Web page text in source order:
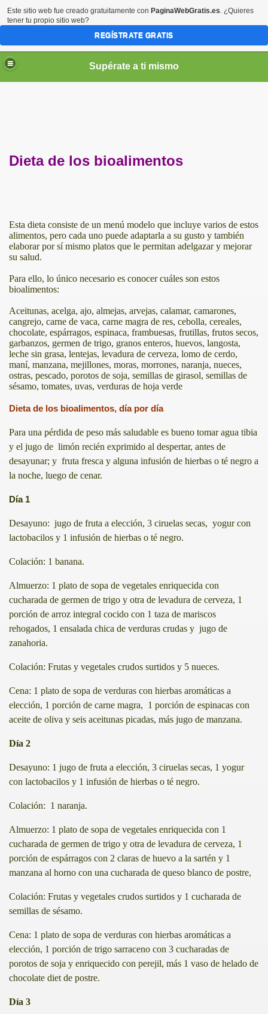
Supérate a ti mismo
Dieta de los bioalimentos
Esta dieta consiste de un menú modelo que incluye varios de estos
alimentos, pero cada uno puede adaptarla a su gusto y también
elaborar por sí mismo platos que le permitan adelgazar y mejorar
su salud.
Para ello, lo único necesario es conocer cuáles son estos
bioalimentos:
Aceitunas, acelga, ajo, almejas, arvejas, calamar, camarones,
cangrejo, carne de vaca, carne magra de res, cebolla, cereales,
chocolate, espárragos, espinaca, frambuesas, frutillas, frutos secos,
garbanzos, germen de trigo, granos enteros, huevos, langosta,
leche sin grasa, lentejas, levadura de cerveza, lomo de cerdo,
maní, manzana, mejillones, moras, morrones, naranja, nueces,
ostras, pescado, porotos de soja, semillas de girasol, semillas de
sésamo, tomates, uvas, verduras de hoja verde
Dieta de los bioalimentos, día por día
Para una pérdida de peso más saludable es bueno tomar agua tibia
y el jugo de limón recién exprimido al despertar, antes de
desayunar; y fruta fresca y alguna infusión de hierbas o té negro a
la noche, luego de cenar.
Día 1
Desayuno: jugo de fruta a elección, 3 ciruelas secas, yogur con
lactobacilos y 1 infusión de hierbas o té negro.
Colación: 1 banana.
Almuerzo: 1 plato de sopa de vegetales enriquecida con
cucharada de germen de trigo y otra de levadura de cerveza, 1
porción de arroz integral cocido con 1 taza de mariscos
rehogados, 1 ensalada chica de verduras crudas y jugo de
zanahoria.
Colación: Frutas y vegetales crudos surtidos y 5 nueces.
Cena: 1 plato de sopa de verduras con hierbas aromáticas a
elección, 1 porción de carne magra, 1 porción de espinacas con
aceite de oliva y seis aceitunas picadas, más jugo de manzana.
Día 2
Desayuno: 1 jugo de fruta a elección, 3 ciruelas secas, 1 yogur
con lactobacilos y 1 infusión de hierbas o té negro.
Colación: 1 naranja.
Almuerzo: 1 plato de sopa de vegetales enriquecida con 1
cucharada de germen de trigo y otra de levadura de cerveza, 1
porción de espárragos con 2 claras de huevo a la sartén y 1
manzana al horno con una cucharada de queso blanco de postre,
Colación: Frutas y vegetales crudos surtidos y 1 cucharada de
semillas de sésamo.
Cena: 1 plato de sopa de verduras con hierbas aromáticas a
elección, 1 porción de trigo sarraceno con 3 cucharadas de
porotos de soja y enriquecido con perejil, más 1 vaso de helado de
chocolate diet de postre.
Día 3
Este sitio web fue creado gratuitamente con PaginaWebGratis.es. ¿Quieres
tener tu propio sitio web?
REGÍSTRATE GRATIS